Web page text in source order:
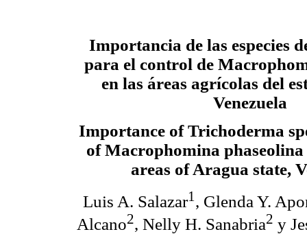
Importancia de las especies
para el control de
en las áreas agrícolas del
Venezuela
Importance of Trichoderma
of Macrophomina
areas of Aragua state,
Luis A. Salazar1 , Glenda Y.
Alcano2, Nelly H. Sanabria2 y